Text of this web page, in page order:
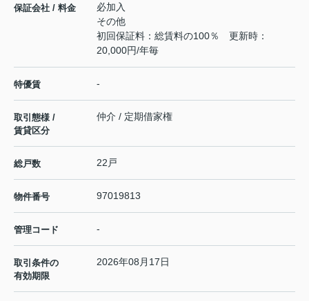
保証会社 / 料金
必加入
その他
初回保証料：総賃料の100％ 更新時：
20,000円/年毎
特優賃 -
取引態様 /
賃貸区分
仲介 / 定期借家権
総戸数 22戸
物件番号 97019813
管理コード -
取引条件の
有効期限
2026年08月17日